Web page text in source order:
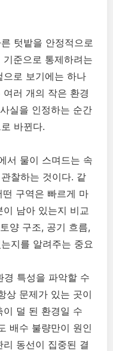
텃밭을 안정적으로
준으로 통제하려는
로 보기에는 하나
러 개의 작은 환경
실을 인정하는 순간
바뀐다.
서 물이 스며드는 속
찰하는 것이다. 같
구역은 빠르게 마
남아 있는지 비교
양 구조, 공기 흐름,
지를 알려주는 중요
경 특성을 파악할 수
상 문제가 있는 곳이
이 덜 된 환경일 수
배수 불량만이 원인
동선이 집중된 결